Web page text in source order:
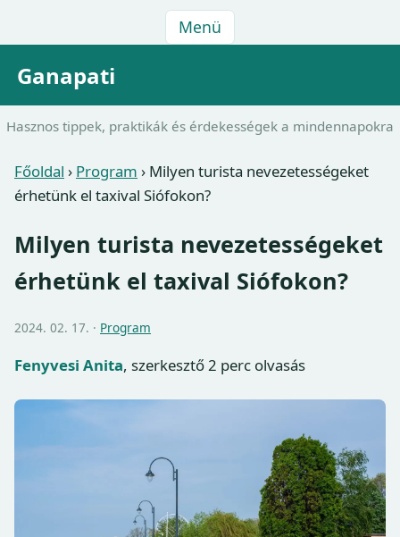
Menü
Ganapati
Hasznos tippek, praktikák és érdekességek a mindennapokra
Főoldal › Program › Milyen turista nevezetességeket
érhetünk el taxival Siófokon?
Milyen turista nevezetességeket
érhetünk el taxival Siófokon?
2024. 02. 17. · Program
Fenyvesi Anita, szerkesztő2 perc olvasás